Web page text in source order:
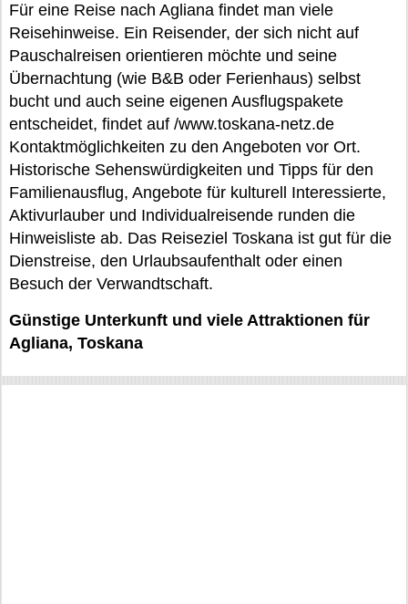
Für eine Reise nach Agliana findet man viele
Reisehinweise. Ein Reisender, der sich nicht auf
Pauschalreisen orientieren möchte und seine
Übernachtung (wie B&B oder Ferienhaus) selbst
bucht und auch seine eigenen Ausflugspakete
entscheidet, findet auf /www.toskana-netz.de
Kontaktmöglichkeiten zu den Angeboten vor Ort.
Historische Sehenswürdigkeiten und Tipps für den
Familienausflug, Angebote für kulturell Interessierte,
Aktivurlauber und Individualreisende runden die
Hinweisliste ab. Das Reiseziel Toskana ist gut für die
Dienstreise, den Urlaubsaufenthalt oder einen
Besuch der Verwandtschaft.
Günstige Unterkunft und viele Attraktionen für
Agliana, Toskana